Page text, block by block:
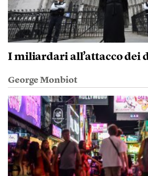
I miliardari all’attacco dei
George Monbiot